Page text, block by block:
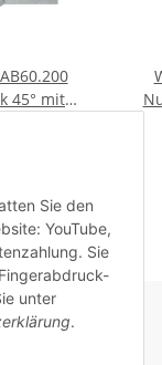
Sie den
YouTube,
Sie
unter
.
45° mit